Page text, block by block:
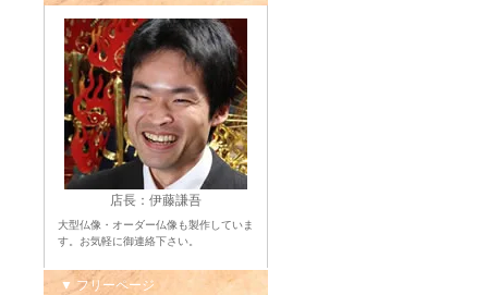
店長：伊藤謙吾
大型仏像・オーダー仏像も製作していま
す。お気軽に御連絡下さい。
▼ フリーページ